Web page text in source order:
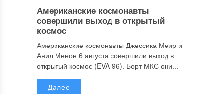
Американские космонавты
совершили выход в открытый
космос
Американские космонавты Джессика Меир и
Анил Менон 6 августа совершили выход в
открытый космос (EVA-96). Борт МКС они...
Далее